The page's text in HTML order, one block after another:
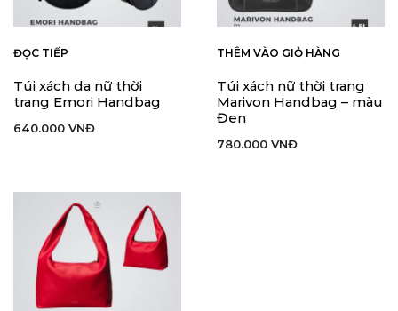
ĐỌC TIẾP
Túi xách da nữ thời
trang Emori Handbag
640.000 VNĐ
THÊM VÀO GIỎ HÀNG
Túi xách nữ thời trang
Marivon Handbag – màu
Đen
780.000 VNĐ